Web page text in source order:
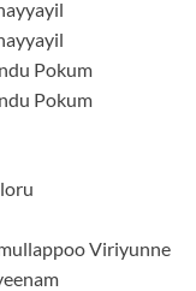
Pokum
Pokum
Viriyunne